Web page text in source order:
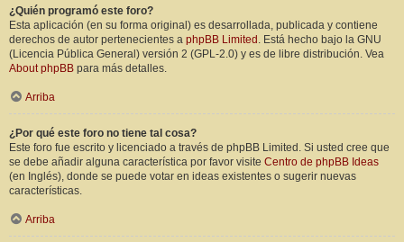
¿Quién programó este foro?
Esta aplicación (en su forma original) es desarrollada, publicada y contiene
derechos de autor pertenecientes a phpBB Limited . Está hecho bajo la GNU
(Licencia Pública General) versión 2 (GPL-2.0) y es de libre distribución. Vea
About phpBB para más detalles.
Arriba
¿Por qué este foro no tiene tal cosa?
Este foro fue escrito y licenciado a través de phpBB Limited. Si usted cree que
se debe añadir alguna característica por favor visite Centro de phpBB Ideas
(en Inglés), donde se puede votar en ideas existentes o sugerir nuevas
características.
Arriba